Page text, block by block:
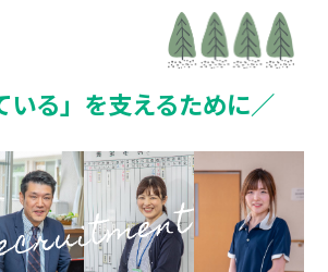
いる」を支えるために／